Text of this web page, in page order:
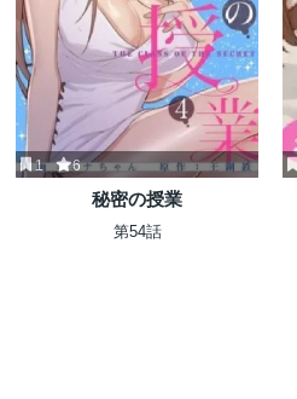
1 6
秘密の授業
第54話